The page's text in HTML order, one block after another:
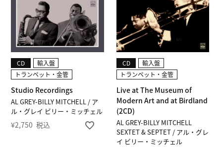
AL GREY-BILLY MITCHELL / ア
ル・グレイ ビリー・ミッチェル
Studio Recordings
CD
輸入盤
トランペット・金管
¥2,750 税込
AL GREY-BILLY MITCHELL
SEXTET & SEPTET / アル・グレ
イ ビリー・ミッチェル
Live at The Museum of
Modern Art and at Birdland
(2CD)
CD
輸入盤
トランペット・金管